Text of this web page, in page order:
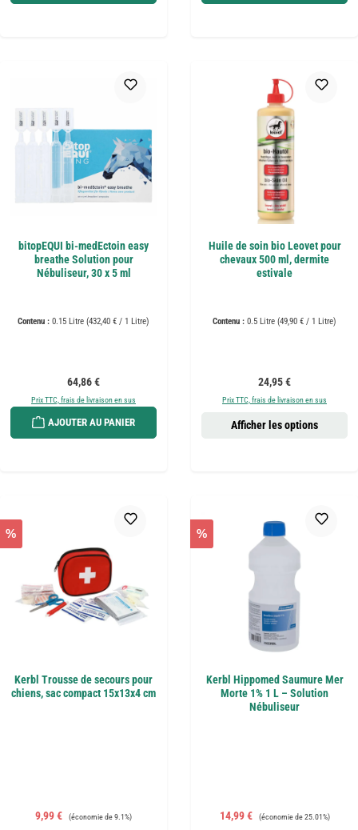
bitopEQUI bi-medEctoin easy
breathe Solution pour
Nébuliseur, 30 x 5 ml
Contenu : 0.15 Litre (432,40 € / 1 Litre)
Prix régulier :
64,86 €
Prix TTC, frais de livraison en sus
AJOUTER AU PANIER
Huile de soin bio Leovet pour
chevaux 500 ml, dermite
estivale
Contenu : 0.5 Litre (49,90 € / 1 Litre)
Prix régulier :
24,95 €
Prix TTC, frais de livraison en sus
Afficher les options
%
Kerbl Trousse de secours pour
chiens, sac compact 15x13x4 cm
Prix de vente :
9,99 € Prix régulier :
(économie de 9.1%)
%
Kerbl Hippomed Saumure Mer
Morte 1% 1 L – Solution
Nébuliseur
Prix de vente :
14,99 € Prix régulier :
(économie de 25.01%)